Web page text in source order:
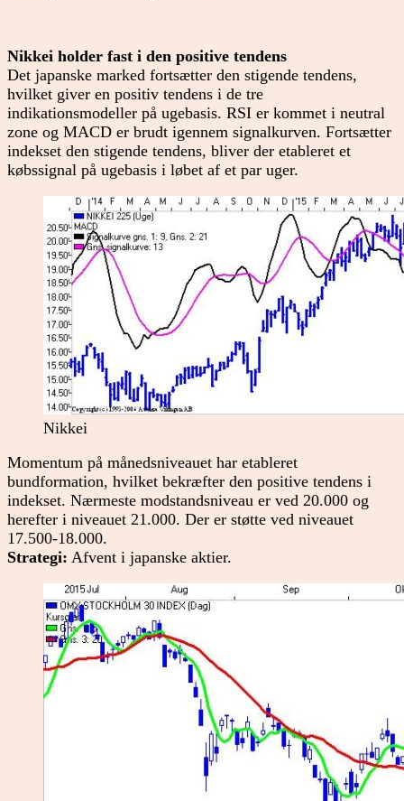
Nikkei holder fast i den positive tendens
Det japanske marked fortsætter den stigende tendens,
hvilket giver en positiv tendens i de tre
indikationsmodeller på ugebasis. RSI er kommet i neutral
zone og MACD er brudt igennem signalkurven. Fortsætter
indekset den stigende tendens, bliver der etableret et
købssignal på ugebasis i løbet af et par uger.
Nikkei
Momentum på månedsniveauet har etableret
bundformation, hvilket bekræfter den positive tendens i
indekset. Nærmeste modstandsniveau er ved 20.000 og
herefter i niveauet 21.000. Der er støtte ved niveauet
17.500-18.000.
Strategi: Afvent i japanske aktier.